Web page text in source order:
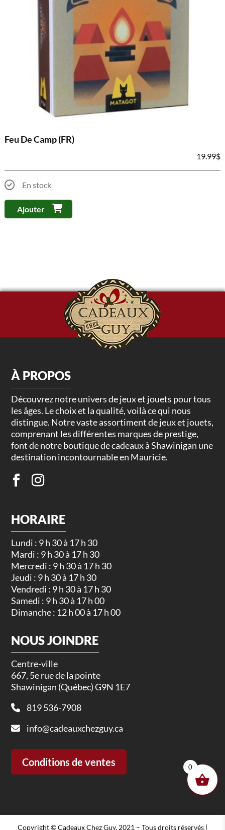
Feu De Camp (FR)
19.99$
En stock
Ajouter
À PROPOS
Découvrez notre univers de jeux et jouets pour tous
les âges. Le choix et la qualité, voilà ce qui nous
distingue. Notre vaste assortiment de jeux et jouets,
comprenant les différentes marques de prestige,
font de notre boutique de cadeaux à Shawinigan une
destination incontournable en Mauricie.
HORAIRE
Lundi : 9 h 30 à 17 h 30
Mardi : 9 h 30 à 17 h 30
Mercredi : 9 h 30 à 17 h 30
Jeudi : 9 h 30 à 17 h 30
Vendredi : 9 h 30 à 17 h 30
Samedi : 9 h 30 à 17 h 00
Dimanche : 12 h 00 à 17 h 00
NOUS JOINDRE
Centre-ville
667, 5e rue de la pointe
Shawinigan (Québec) G9N 1E7
819 536-7908
info@cadeauxchezguy.ca
Conditions de ventes
Copyright © Cadeaux Chez Guy, 2021 – Tous droits réservés |
0